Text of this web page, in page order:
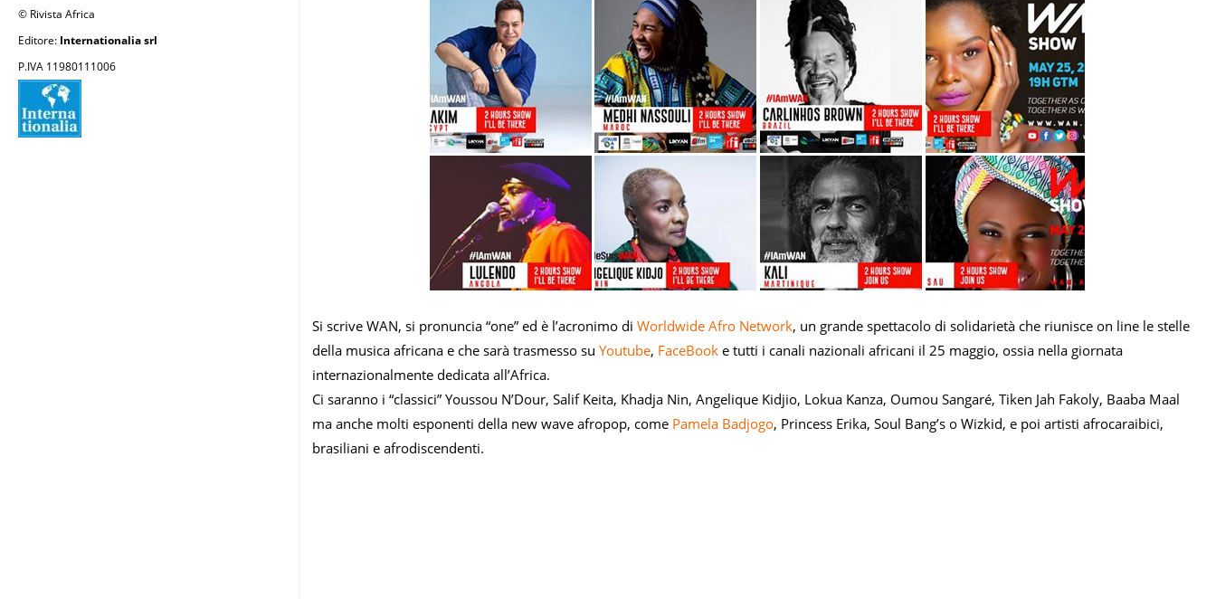
© Rivista Africa
Editore: Internationalia srl
P.IVA 11980111006
Si scrive WAN, si pronuncia “one” ed è l’acronimo di Worldwide Afro Network, un grande spettacolo di solidarietà che riunisce on line le stelle
della musica africana e che sarà trasmesso su Youtube, FaceBook e tutti i canali nazionali africani il 25 maggio, ossia nella giornata
internazionalmente dedicata all’Africa.
Ci saranno i “classici” Youssou N’Dour, Salif Keita, Khadja Nin, Angelique Kidjio, Lokua Kanza, Oumou Sangaré, Tiken Jah Fakoly, Baaba Maal
ma anche molti esponenti della new wave afropop, come Pamela Badjogo, Princess Erika, Soul Bang’s o Wizkid, e poi artisti afrocaraibici,
brasiliani e afrodiscendenti.